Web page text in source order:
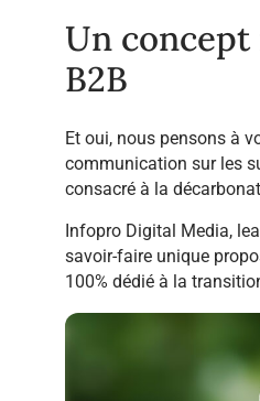
Un
B2B
Et oui, nous pensons à
communication sur les
consacré à la
Infopro Digital Media,
savoir-faire unique
100% dédié à la